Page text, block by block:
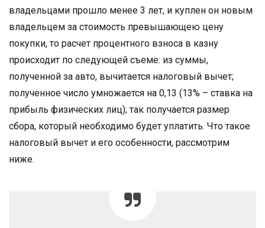
владельцами прошло менее 3 лет, и куплен он новым
владельцем за стоимость превышающею цену
покупки, то расчет процентного взноса в казну
происходит по следующей съеме: из суммы,
полученной за авто, вычитается налоговый вычет;
полученное число умножается на 0,13 (13% – ставка на
прибыль физических лиц); так получается размер
сбора, который необходимо будет уплатить. Что такое
налоговый вычет и его особенности, рассмотрим
ниже.